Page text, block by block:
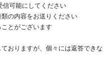
可能にしてください
の内容をお送りください
とがございます
おりますが、個々には返答できな